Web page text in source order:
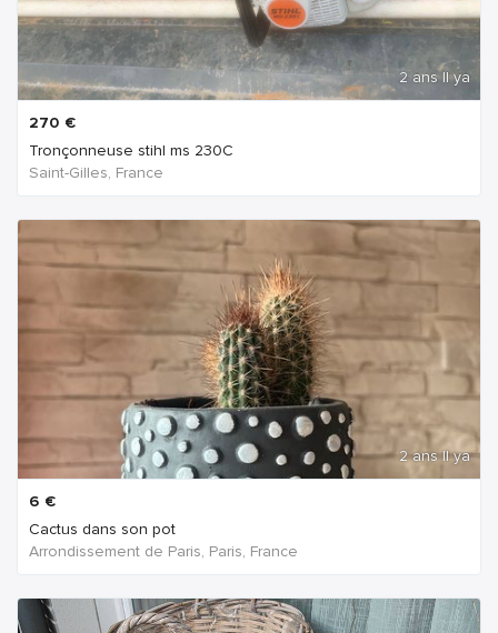
2 ans Il ya
270 €
Tronçonneuse stihl ms 230C
Saint-Gilles, France
2 ans Il ya
6 €
Cactus dans son pot
Arrondissement de Paris, Paris, France